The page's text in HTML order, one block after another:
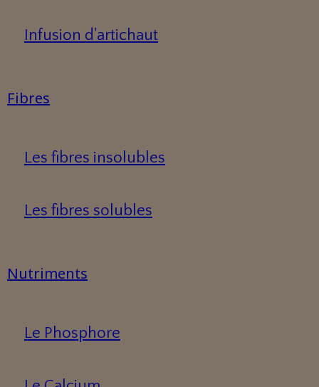
Infusion d'artichaut
Fibres
Les fibres insolubles
Les fibres solubles
Nutriments
Le Phosphore